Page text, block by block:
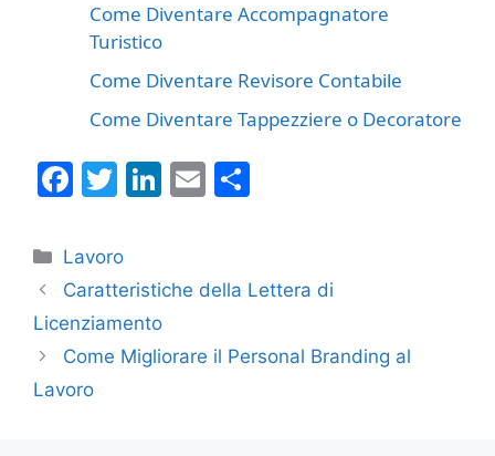
Come Diventare Accompagnatore
Turistico
Come Diventare Revisore Contabile
Come Diventare Tappezziere o Decoratore
F
c
e
b
o
o
T
itt
er
Li
e
dI
n
E
l
di
di
Categorie
Lavoro
Caratteristiche della Lettera di
Licenziamento
Come Migliorare il Personal Branding al
Lavoro